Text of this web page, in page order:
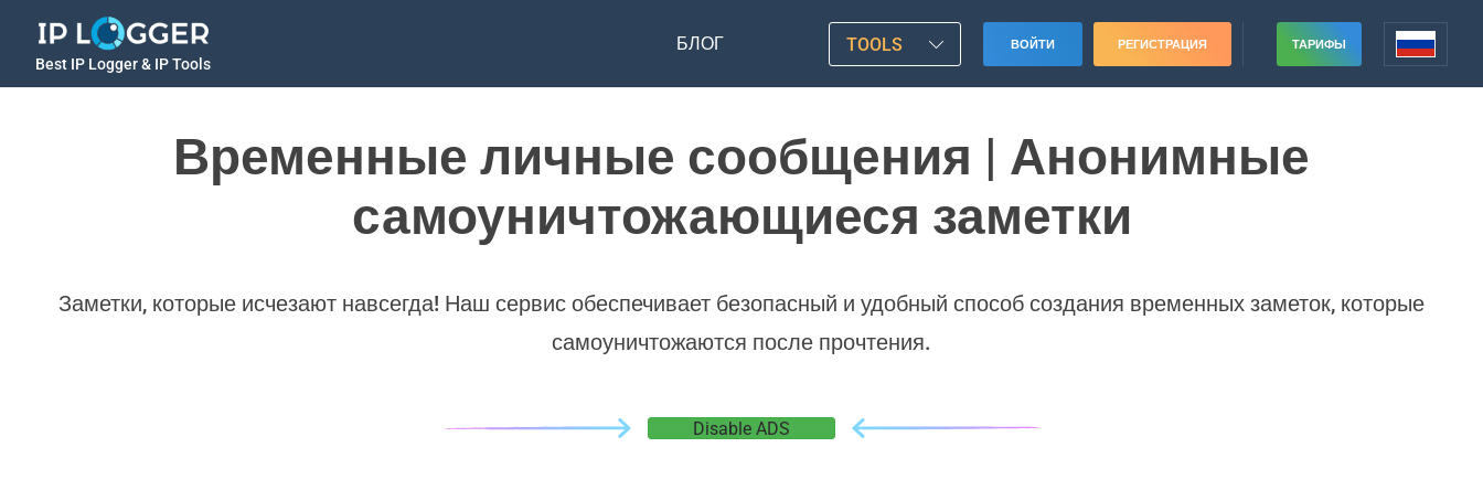
Best IP Logger & IP Tools
БЛОГ TOOLS ВОЙТИ РЕГИСТРАЦИЯ ТАРИФЫ
Временные личные сообщения | Анонимные
самоуничтожающиеся заметки
Заметки, которые исчезают навсегда! Наш сервис обеспечивает безопасный и удобный способ создания временных заметок, которые
самоуничтожаются после прочтения.
Disable ADS